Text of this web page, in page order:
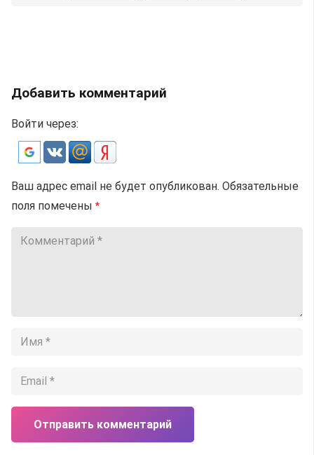
Добавить комментарий
Войти через:
Ваш адрес email не будет опубликован. Обязательные
поля помечены *
Отправить комментарий